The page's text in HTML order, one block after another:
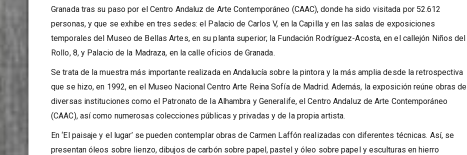
Granada tras su paso por el Centro Andaluz de Arte Contemporáneo (CAAC), donde ha sido visitada por 52.612
personas, y que se exhibe en tres sedes: el Palacio de Carlos V, en la Capilla y en las salas de exposiciones
temporales del Museo de Bellas Artes, en su planta superior; la Fundación Rodríguez-Acosta, en el callejón Niños del
Rollo, 8, y Palacio de la Madraza, en la calle oficios de Granada.
Se trata de la muestra más importante realizada en Andalucía sobre la pintora y la más amplia desde la retrospectiva
que se hizo, en 1992, en el Museo Nacional Centro Arte Reina Sofía de Madrid. Además, la exposición reúne obras de
diversas instituciones como el Patronato de la Alhambra y Generalife, el Centro Andaluz de Arte Contemporáneo
(CAAC), así como numerosas colecciones públicas y privadas y de la propia artista.
En ‘El paisaje y el lugar’ se pueden contemplar obras de Carmen Laffón realizadas con diferentes técnicas. Así, se
presentan óleos sobre lienzo, dibujos de carbón sobre papel, pastel y óleo sobre papel y esculturas en hierro